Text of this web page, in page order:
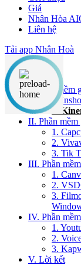
Giá
Nhân Hòa
Liên hệ
Tải app Nhân Hoà
Nội dung chính
I. Phần mềm
1.
2.
II. Phần mềm
1.
2.
3. Tik
III. Phần
1.
2.
3.
IV. Phần
1.
2.
3.
V. Lời kết